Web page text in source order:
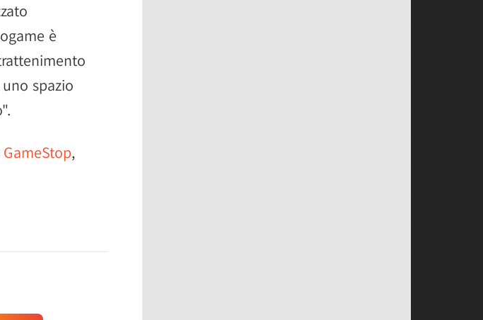
è
spazio
GameStop,